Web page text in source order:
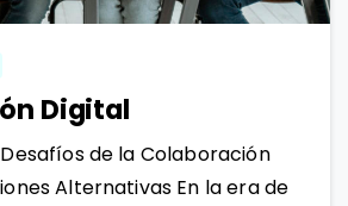
Digital
de la Colaboración
Alternativas En la era de